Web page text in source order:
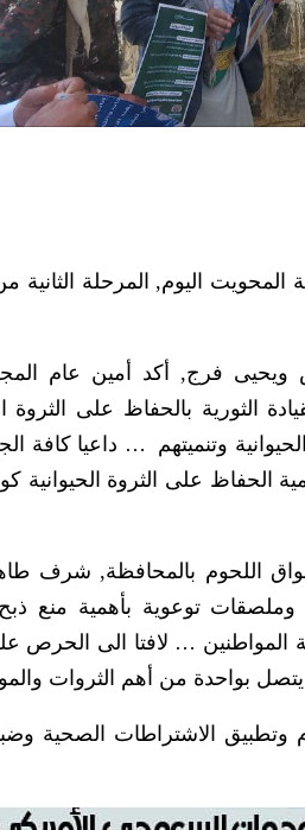
اليوم, المرحلة الثانية من
فرج, أكد أمين عام
الثورية بالحفاظ على
وتنميتهم … داعيا كافة
الحفاظ على الثروة الحيوانية
اللحوم بالمحافظة, شرف
توعوية بأهمية منع
… لافتا الى الحرص
بواحدة من أهم الثروات
وتطبيق الاشتراطات الصحية